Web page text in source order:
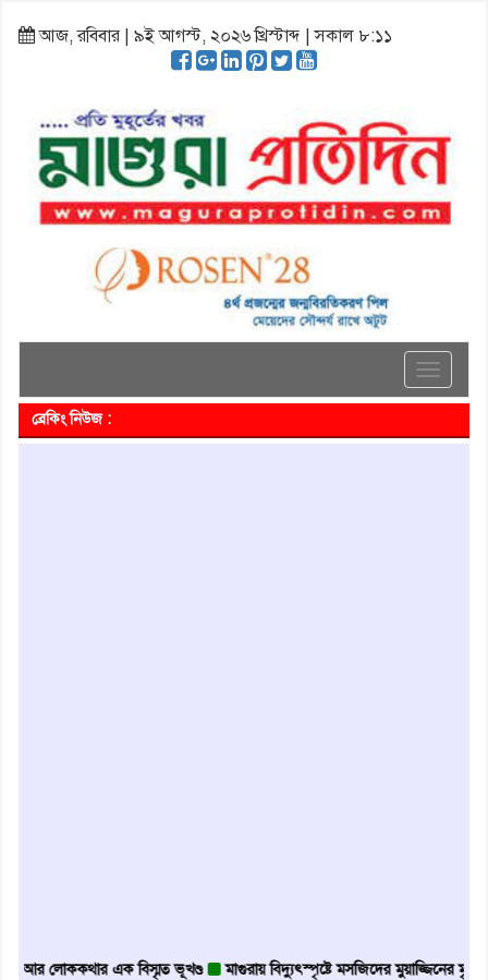
আজ, রবিবার | ৯ই আগস্ট, ২০২৬ খ্রিস্টাব্দ | সকাল ৮:১১
Toggle
ব্রেকিং নিউজ :
এক বিস্মৃত ভূখণ্ড মাগুরায় বিদ্যুৎস্পৃষ্টে মসজিদের মুয়াজ্জিনের মৃত্যু